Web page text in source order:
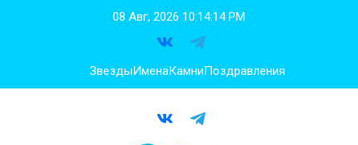
08 Авг, 2026 10:14:14 PM
ЗвездыИменаКамниПоздравления